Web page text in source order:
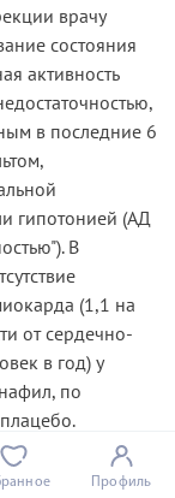
врачу
состояния
активность
в последние 6
гипотонией (АД
В
(1,1 на
от сердечно-
в год) у
по
силденафила для
Профиль